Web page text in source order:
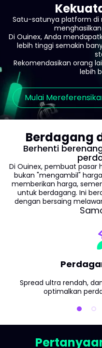
Satu-satunya platform di
Di Ouinex, Anda
lebih tinggi semakin
Rekomendasikan orang
lebih
Mulai
Berdagang
Berhenti
Di Ouinex, pembuat
bukan "mengambil"
memberikan harga,
untuk berdagang. Ini
dengan bersaing
Spread ultra rendah,
optimalkan